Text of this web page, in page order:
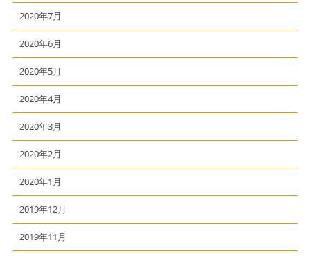
2020年7月
2020年6月
2020年5月
2020年4月
2020年3月
2020年2月
2020年1月
2019年12月
2019年11月